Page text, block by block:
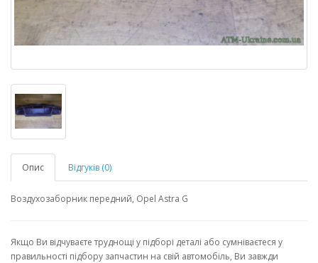
Опис Відгуків (0)
Воздухозаборник передний, Opel Astra G
Якщо Ви відчуваєте труднощі у підборі деталі або сумніваєтеся у
правильності підбору запчастин на свій автомобіль, Ви завжди